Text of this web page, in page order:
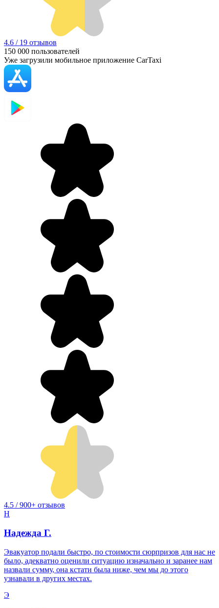
4.6 / 19 отзывов
150 000 пользователей
Уже загрузили мобильное приложение CarTaxi
4.5 / 900+ отзывов
Н
Надежда Г.
Эвакуатор подали быстро, по стоимости сюрпризов для нас не
было, адекватно оценили ситуацию изначально и заранее нам
назвали сумму, она кстати была ниже, чем мы до этого
узнавали в других местах.
Э